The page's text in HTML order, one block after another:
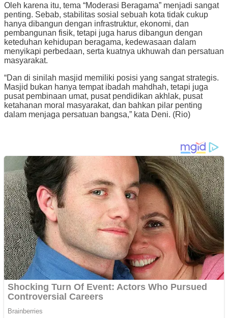
Oleh karena itu, tema “Moderasi Beragama” menjadi sangat
penting. Sebab, stabilitas sosial sebuah kota tidak cukup
hanya dibangun dengan infrastruktur, ekonomi, dan
pembangunan fisik, tetapi juga harus dibangun dengan
keteduhan kehidupan beragama, kedewasaan dalam
menyikapi perbedaan, serta kuatnya ukhuwah dan persatuan
masyarakat.
“Dan di sinilah masjid memiliki posisi yang sangat strategis.
Masjid bukan hanya tempat ibadah mahdhah, tetapi juga
pusat pembinaan umat, pusat pendidikan akhlak, pusat
ketahanan moral masyarakat, dan bahkan pilar penting
dalam menjaga persatuan bangsa,” kata Deni. (Rio)